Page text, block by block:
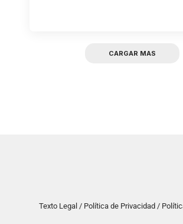
CARGAR MAS
Texto Legal / Política de Privacidad /